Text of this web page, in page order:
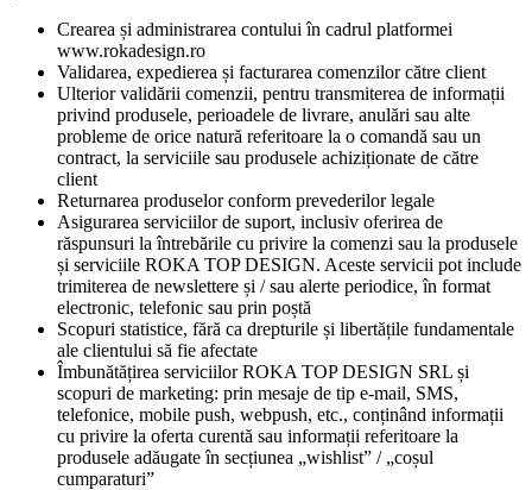
Crearea și administrarea contului în cadrul platformei
www.rokadesign.ro
Validarea, expedierea și facturarea comenzilor către client
Ulterior validării comenzii, pentru transmiterea de informații
privind produsele, perioadele de livrare, anulări sau alte
probleme de orice natură referitoare la o comandă sau un
contract, la serviciile sau produsele achiziționate de către
client
Returnarea produselor conform prevederilor legale
Asigurarea serviciilor de suport, inclusiv oferirea de
răspunsuri la întrebările cu privire la comenzi sau la produsele
și serviciile ROKA TOP DESIGN. Aceste servicii pot include
trimiterea de newslettere și / sau alerte periodice, în format
electronic, telefonic sau prin poștă
Scopuri statistice, fără ca drepturile și libertățile fundamentale
ale clientului să fie afectate
Îmbunătățirea serviciilor ROKA TOP DESIGN SRL și
scopuri de marketing: prin mesaje de tip e-mail, SMS,
telefonice, mobile push, webpush, etc., conținând informații
cu privire la oferta curentă sau informații referitoare la
produsele adăugate în secțiunea „wishlist” / „coșul
cumparaturi”